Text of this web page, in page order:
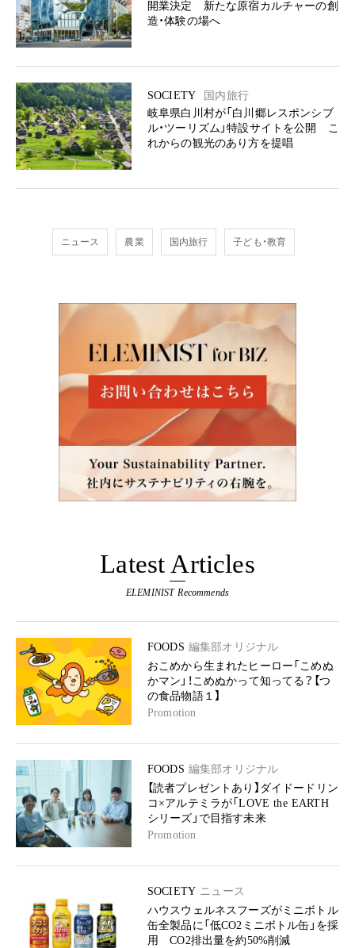
開業決定 新たな原宿カルチャーの創
造・体験の場へ
SOCIETY
国内旅行
岐阜県白川村が「白川郷レスポンシブ
ル・ツーリズム」特設サイトを公開 こ
れからの観光のあり方を提唱
ニュース 農業 国内旅行 子ども・教育
Latest Articles
ELEMINIST Recommends
FOODS 編集部オリジナル
おこめから生まれたヒーロー「こめぬ
かマン」！こめぬかって知ってる？【つ
の食品物語１】
Promotion
FOODS 編集部オリジナル
【読者プレゼントあり】ダイドードリン
コ×アルテミラが「LOVE the EARTH
シリーズ」で目指す未来
Promotion
SOCIETY ニュース
ハウスウェルネスフーズがミニボトル
缶全製品に「低CO2ミニボトル缶」を採
用 CO2排出量を約50%削減